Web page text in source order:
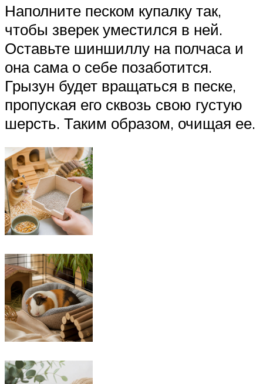
Наполните песком купалку так,
чтобы зверек уместился в ней.
Оставьте шиншиллу на полчаса и
она сама о себе позаботится.
Грызун будет вращаться в песке,
пропуская его сквозь свою густую
шерсть. Таким образом, очищая ее.